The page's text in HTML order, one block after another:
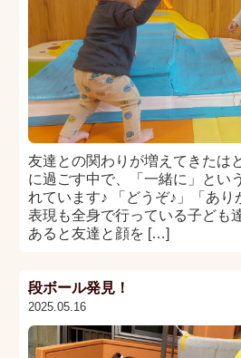
友達との関わりが増えてきたは
に過ごす中で、「一緒に」とい
れています♪ 「どうぞ♪」「あり
表現も全身で行っている子ども
あると友達と顔を […]
段ボール発見！
2025.05.16